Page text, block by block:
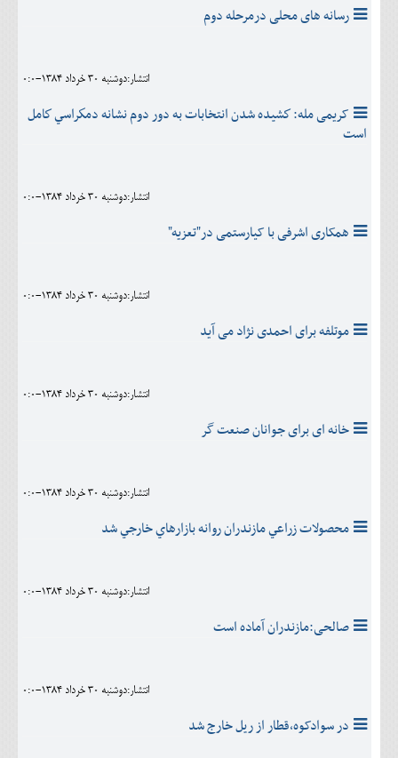
رسانه های محلی درمرحله دوم
انتشار:دوشنبه 30 خرداد 1384-0:0
کریمی مله: كشيده شدن انتخابات به دور دوم نشانه دمكراسي كامل
است
انتشار:دوشنبه 30 خرداد 1384-0:0
همکاری اشرفی با کیارستمی در"تعزیه"
انتشار:دوشنبه 30 خرداد 1384-0:0
موتلفه برای احمدی نژاد می آید
انتشار:دوشنبه 30 خرداد 1384-0:0
خانه ای برای جوانان صنعت گر
انتشار:دوشنبه 30 خرداد 1384-0:0
محصولات زراعي مازندران روانه بازارهاي خارجي شد
انتشار:دوشنبه 30 خرداد 1384-0:0
صالحی:مازندران آماده است
انتشار:دوشنبه 30 خرداد 1384-0:0
در سوادکوه،قطار از ریل خارج شد